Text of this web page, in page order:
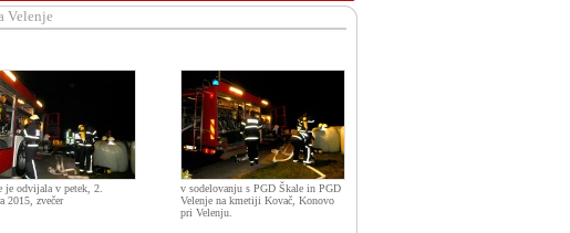
Velenje
je odvijala v petek, 2.
2015, zvečer
v sodelovanju s PGD Škale in PGD
Velenje na kmetiji Kovač, Konovo
pri Velenju.